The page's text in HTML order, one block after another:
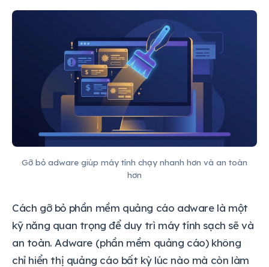
Gỡ bỏ adware giúp máy tính chạy nhanh hơn và an toàn
hơn
Cách gỡ bỏ phần mềm quảng cáo adware là một
kỹ năng quan trọng để duy trì máy tính sạch sẽ và
an toàn. Adware (phần mềm quảng cáo) không
chỉ hiển thị quảng cáo bất kỳ lúc nào mà còn làm